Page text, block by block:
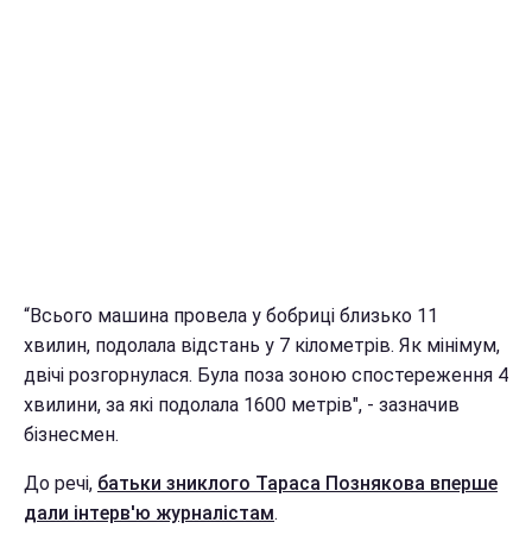
“Всього машина провела у бобриці близько 11
хвилин, подолала відстань у 7 кілометрів. Як мінімум,
двічі розгорнулася. Була поза зоною спостереження 4
хвилини, за які подолала 1600 метрів", - зазначив
бізнесмен.
До речі, батьки зниклого Тараса Познякова вперше
дали інтерв'ю журналістам.